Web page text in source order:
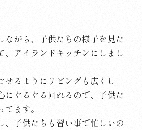
ながら、子供たちの様子を見た
、アイランドキッチンにしまし
せるようにリビングも広くし
にぐるぐる回れるので、子供た
ます。
、子供たちも習い事で忙しいの